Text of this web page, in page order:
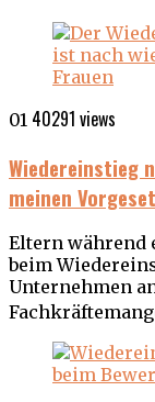
01 40291 views
Wiedereinstieg
meinen
Eltern während
beim
Unternehmen